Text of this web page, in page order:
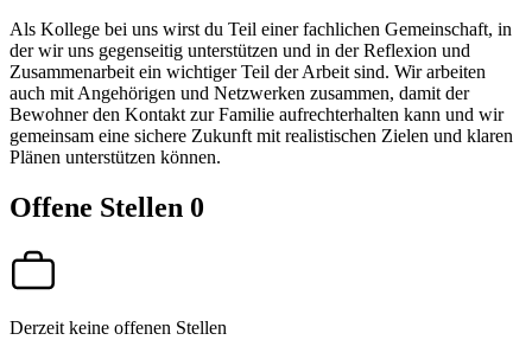
Als Kollege bei uns wirst du Teil einer fachlichen Gemeinschaft, in
der wir uns gegenseitig unterstützen und in der Reflexion und
Zusammenarbeit ein wichtiger Teil der Arbeit sind. Wir arbeiten
auch mit Angehörigen und Netzwerken zusammen, damit der
Bewohner den Kontakt zur Familie aufrechterhalten kann und wir
gemeinsam eine sichere Zukunft mit realistischen Zielen und klaren
Plänen unterstützen können.
Offene Stellen 0
Derzeit keine offenen Stellen